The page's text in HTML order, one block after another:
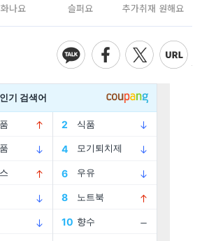
화나요 슬퍼요 추가취재 원해요